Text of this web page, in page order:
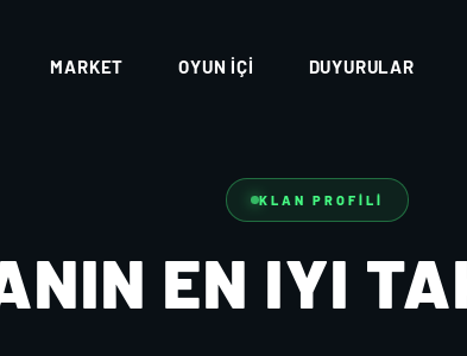
MARKET OYUN İÇI DUYURULAR
KLAN PROFILI
EN IYI